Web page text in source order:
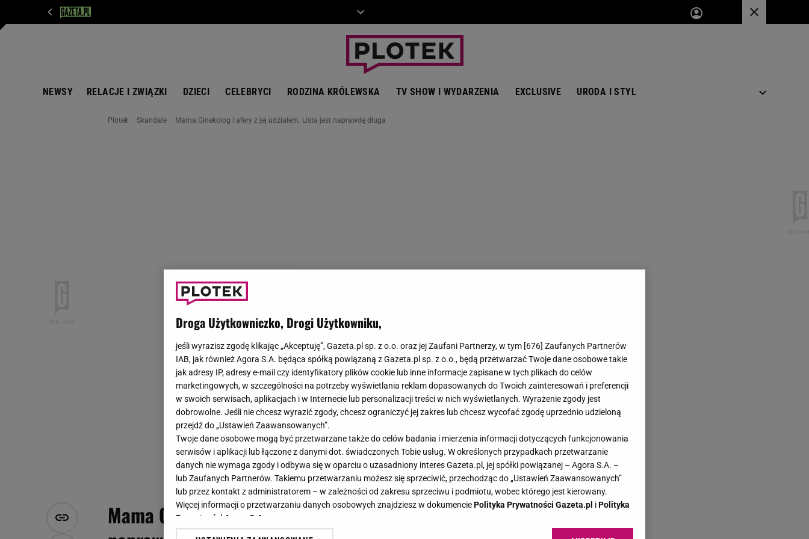
NEWSY RELACJE I ZWIĄZKI DZIECI CELEBRYCI RODZINA KRÓLEWSKA TV SHOW I WYDARZENIA EXCLUSIVE URODA I STYL
Plotek Skandale Mama Ginekolog i afery z jej udziałem. Lista jest naprawdę długa
Mama Ginekolog i afery z jej udziałem. Lista jest
Droga Użytkowniczko, Drogi Użytkowniku,
jeśli wyrazisz zgodę klikając „Akceptuję”, Gazeta.pl sp. z o.o. oraz jej Zaufani Partnerzy, w tym [676] Zaufanych Partnerów
IAB, jak również Agora S.A. będąca spółką powiązaną z Gazeta.pl sp. z o.o., będą przetwarzać Twoje dane osobowe takie
jak adresy IP, adresy e-mail czy identyfikatory plików cookie lub inne informacje zapisane w tych plikach do celów
marketingowych, w szczególności na potrzeby wyświetlania reklam dopasowanych do Twoich zainteresowań i preferencji
w swoich serwisach, aplikacjach i w Internecie lub personalizacji treści w nich wyświetlanych. Wyrażenie zgody jest
dobrowolne. Jeśli nie chcesz wyrazić zgody, chcesz ograniczyć jej zakres lub chcesz wycofać zgodę uprzednio udzieloną
przejdź do „Ustawień Zaawansowanych”.
Twoje dane osobowe mogą być przetwarzane także do celów badania i mierzenia informacji dotyczących funkcjonowania
serwisów i aplikacji lub łączone z danymi dot. świadczonych Tobie usług. W określonych przypadkach przetwarzanie
danych nie wymaga zgody i odbywa się w oparciu o uzasadniony interes Gazeta.pl, jej spółki powiązanej – Agora S.A. –
lub Zaufanych Partnerów. Takiemu przetwarzaniu możesz się sprzeciwić, przechodząc do „Ustawień Zaawansowanych”
lub przez kontakt z administratorem – w zależności od zakresu sprzeciwu i podmiotu, wobec którego jest kierowany.
Więcej informacji o przetwarzaniu danych osobowych znajdziesz w dokumenciePolityka Prywatności Gazeta.pl iPolityka
Prywatności Agora S.A.